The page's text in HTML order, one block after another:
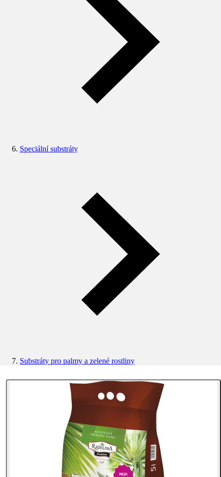
Speciální substráty
Substráty pro palmy a zelené rostliny